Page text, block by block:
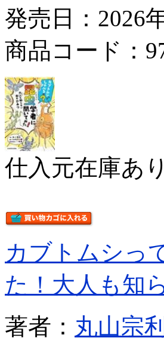
発売日：2026
商品コード：
仕入元在庫あり
カブトムシっ
た！大人も知
著者： 丸山宗利